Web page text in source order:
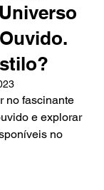
no fascinante
e explorar
no